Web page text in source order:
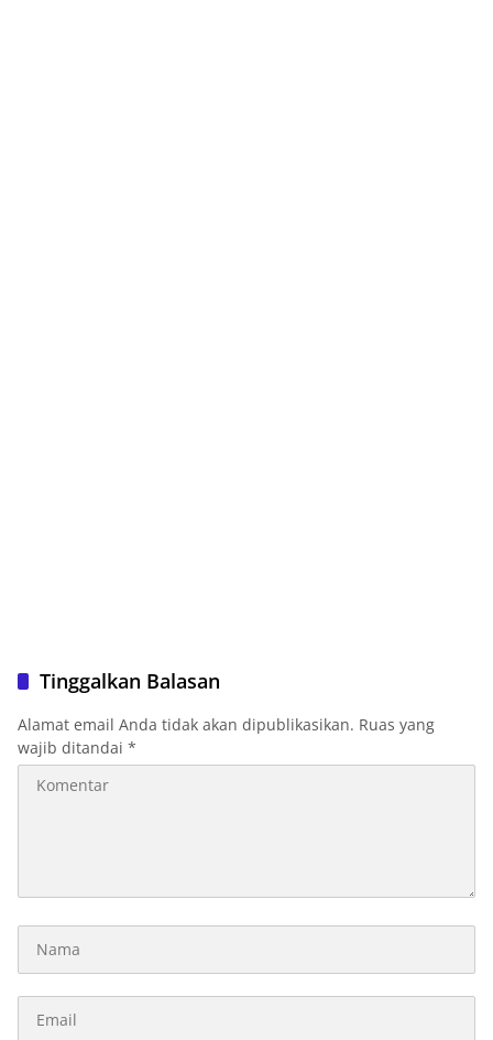
Tinggalkan Balasan
Alamat email Anda tidak akan dipublikasikan. Ruas yang
wajib ditandai *